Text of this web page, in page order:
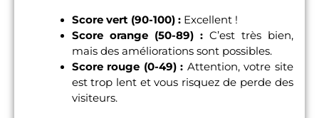
Score vert (90-100) :Excellent !
Score orange (50-89) :C’est très bien,
mais des améliorations sont possibles.
Score rouge (0-49) : Attention, votre site
est trop lent et vous risquez de perde des
visiteurs.